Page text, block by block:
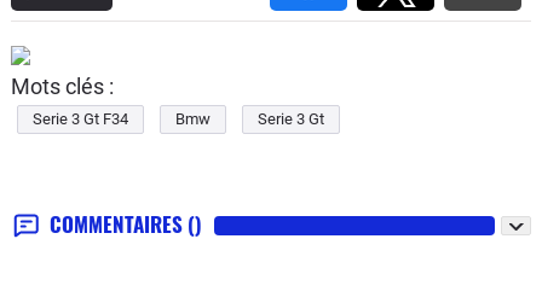
Mots clés :
Serie 3 Gt F34 Bmw Serie 3 Gt
COMMENTAIRES ()